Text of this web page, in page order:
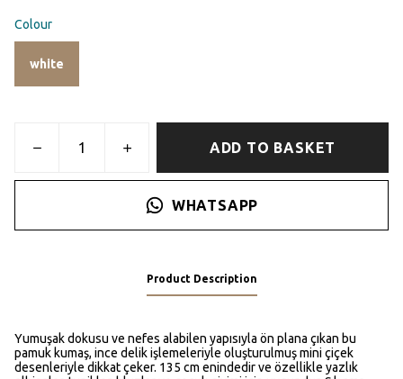
Colour
white
ADD TO BASKET
WHATSAPP
Product Description
Yumuşak dokusu ve nefes alabilen yapısıyla ön plana çıkan bu
pamuk kumaş, ince delik işlemeleriyle oluşturulmuş mini çiçek
desenleriyle dikkat çeker. 135 cm enindedir ve özellikle yazlık